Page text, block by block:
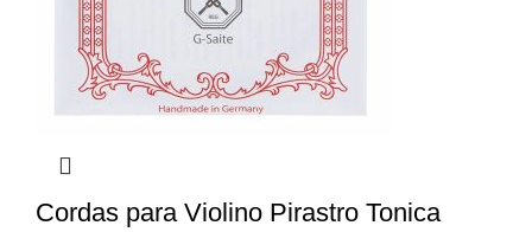
Cordas para Violino Pirastro Tonica